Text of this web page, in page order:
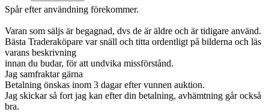
Spår efter användning förekommer.
Varan som säljs är begagnad, dvs de är äldre och är tidigare använd.
Bästa Traderaköpare var snäll och titta ordentligt på bilderna och läs
varans beskrivning
innan du budar, för att undvika missförstånd.
Jag samfraktar gärna
Betalning önskas inom 3 dagar efter vunnen auktion.
Jag skickar så fort jag kan efter din betalning, avhämtning går också
bra.